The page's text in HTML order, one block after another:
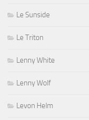
Le Sunside
Le Triton
Lenny White
Lenny Wolf
Levon Helm